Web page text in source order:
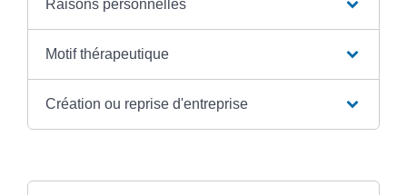
Raisons personnelles
Motif thérapeutique
Création ou reprise d'entreprise